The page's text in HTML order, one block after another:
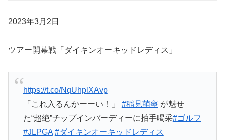
2023年3月2日
ツアー開幕戦「ダイキンオーキッドレディス」
https://t.co/NqUhplXAvp
「これ入るんかーーい！」 #稲見萌寧が魅せ
た“超絶”チップインバーディーに拍手喝采#ゴルフ
#JLPGA #ダイキンオーキッドレディス